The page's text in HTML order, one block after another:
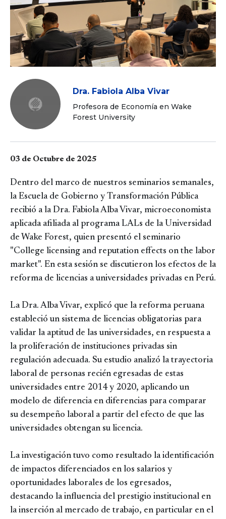
Dra. Fabiola Alba Vivar
Profesora de Economía en Wake
Forest University
03 de Octubre de 2025
Dentro del marco de nuestros seminarios semanales,
la Escuela de Gobierno y Transformación Pública
recibió a la Dra. Fabiola Alba Vivar, microeconomista
aplicada afiliada al programa LALs de la Universidad
de Wake Forest, quien presentó el seminario
"College licensing and reputation effects on the labor
market". En esta sesión se discutieron los efectos de la
reforma de licencias a universidades privadas en Perú.
La Dra. Alba Vivar, explicó que la reforma peruana
estableció un sistema de licencias obligatorias para
validar la aptitud de las universidades, en respuesta a
la proliferación de instituciones privadas sin
regulación adecuada. Su estudio analizó la trayectoria
laboral de personas recién egresadas de estas
universidades entre 2014 y 2020, aplicando un
modelo de diferencia en diferencias para comparar
su desempeño laboral a partir del efecto de que las
universidades obtengan su licencia.
La investigación tuvo como resultado la identificación
de impactos diferenciados en los salarios y
oportunidades laborales de los egresados,
destacando la influencia del prestigio institucional en
la inserción al mercado de trabajo, en particular en el